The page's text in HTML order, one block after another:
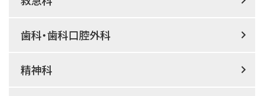
歯科・歯科口腔外科
精神科